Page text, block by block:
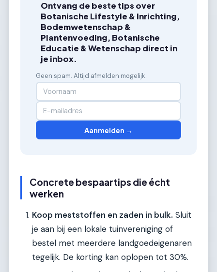
Ontvang de beste tips over
Botanische Lifestyle & Inrichting,
Bodemwetenschap &
Plantenvoeding, Botanische
Educatie & Wetenschap direct in
je inbox.
Geen spam. Altijd afmelden mogelijk.
Aanmelden →
Concrete bespaartips die écht
werken
Koop meststoffen en zaden in bulk. Sluit
je aan bij een lokale tuinvereniging of
bestel met meerdere landgoedeigenaren
tegelijk. De korting kan oplopen tot 30%.